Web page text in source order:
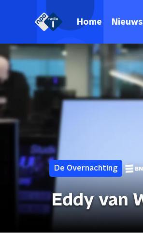
Home Nieuws
De Overnachting
Eddy van